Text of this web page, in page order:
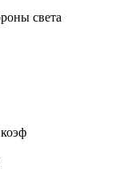
света